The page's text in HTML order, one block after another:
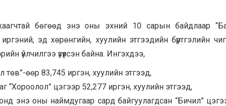
бөгөөд энэ оны эхний 10 сарын байдлаар
эд хөрөнгийн, хуулийн этгээдийн бүртгэлийн
үйлчилгээ үзүүлсэн байна. Ингэхдээ,
төв”-өөр 83,745 иргэн, хуулийн этгээд,
цэгээр 52,277 иргэн, хуулийн этгээд,
энэ оны наймдугаар сард байгуулагдсан “Бичил”